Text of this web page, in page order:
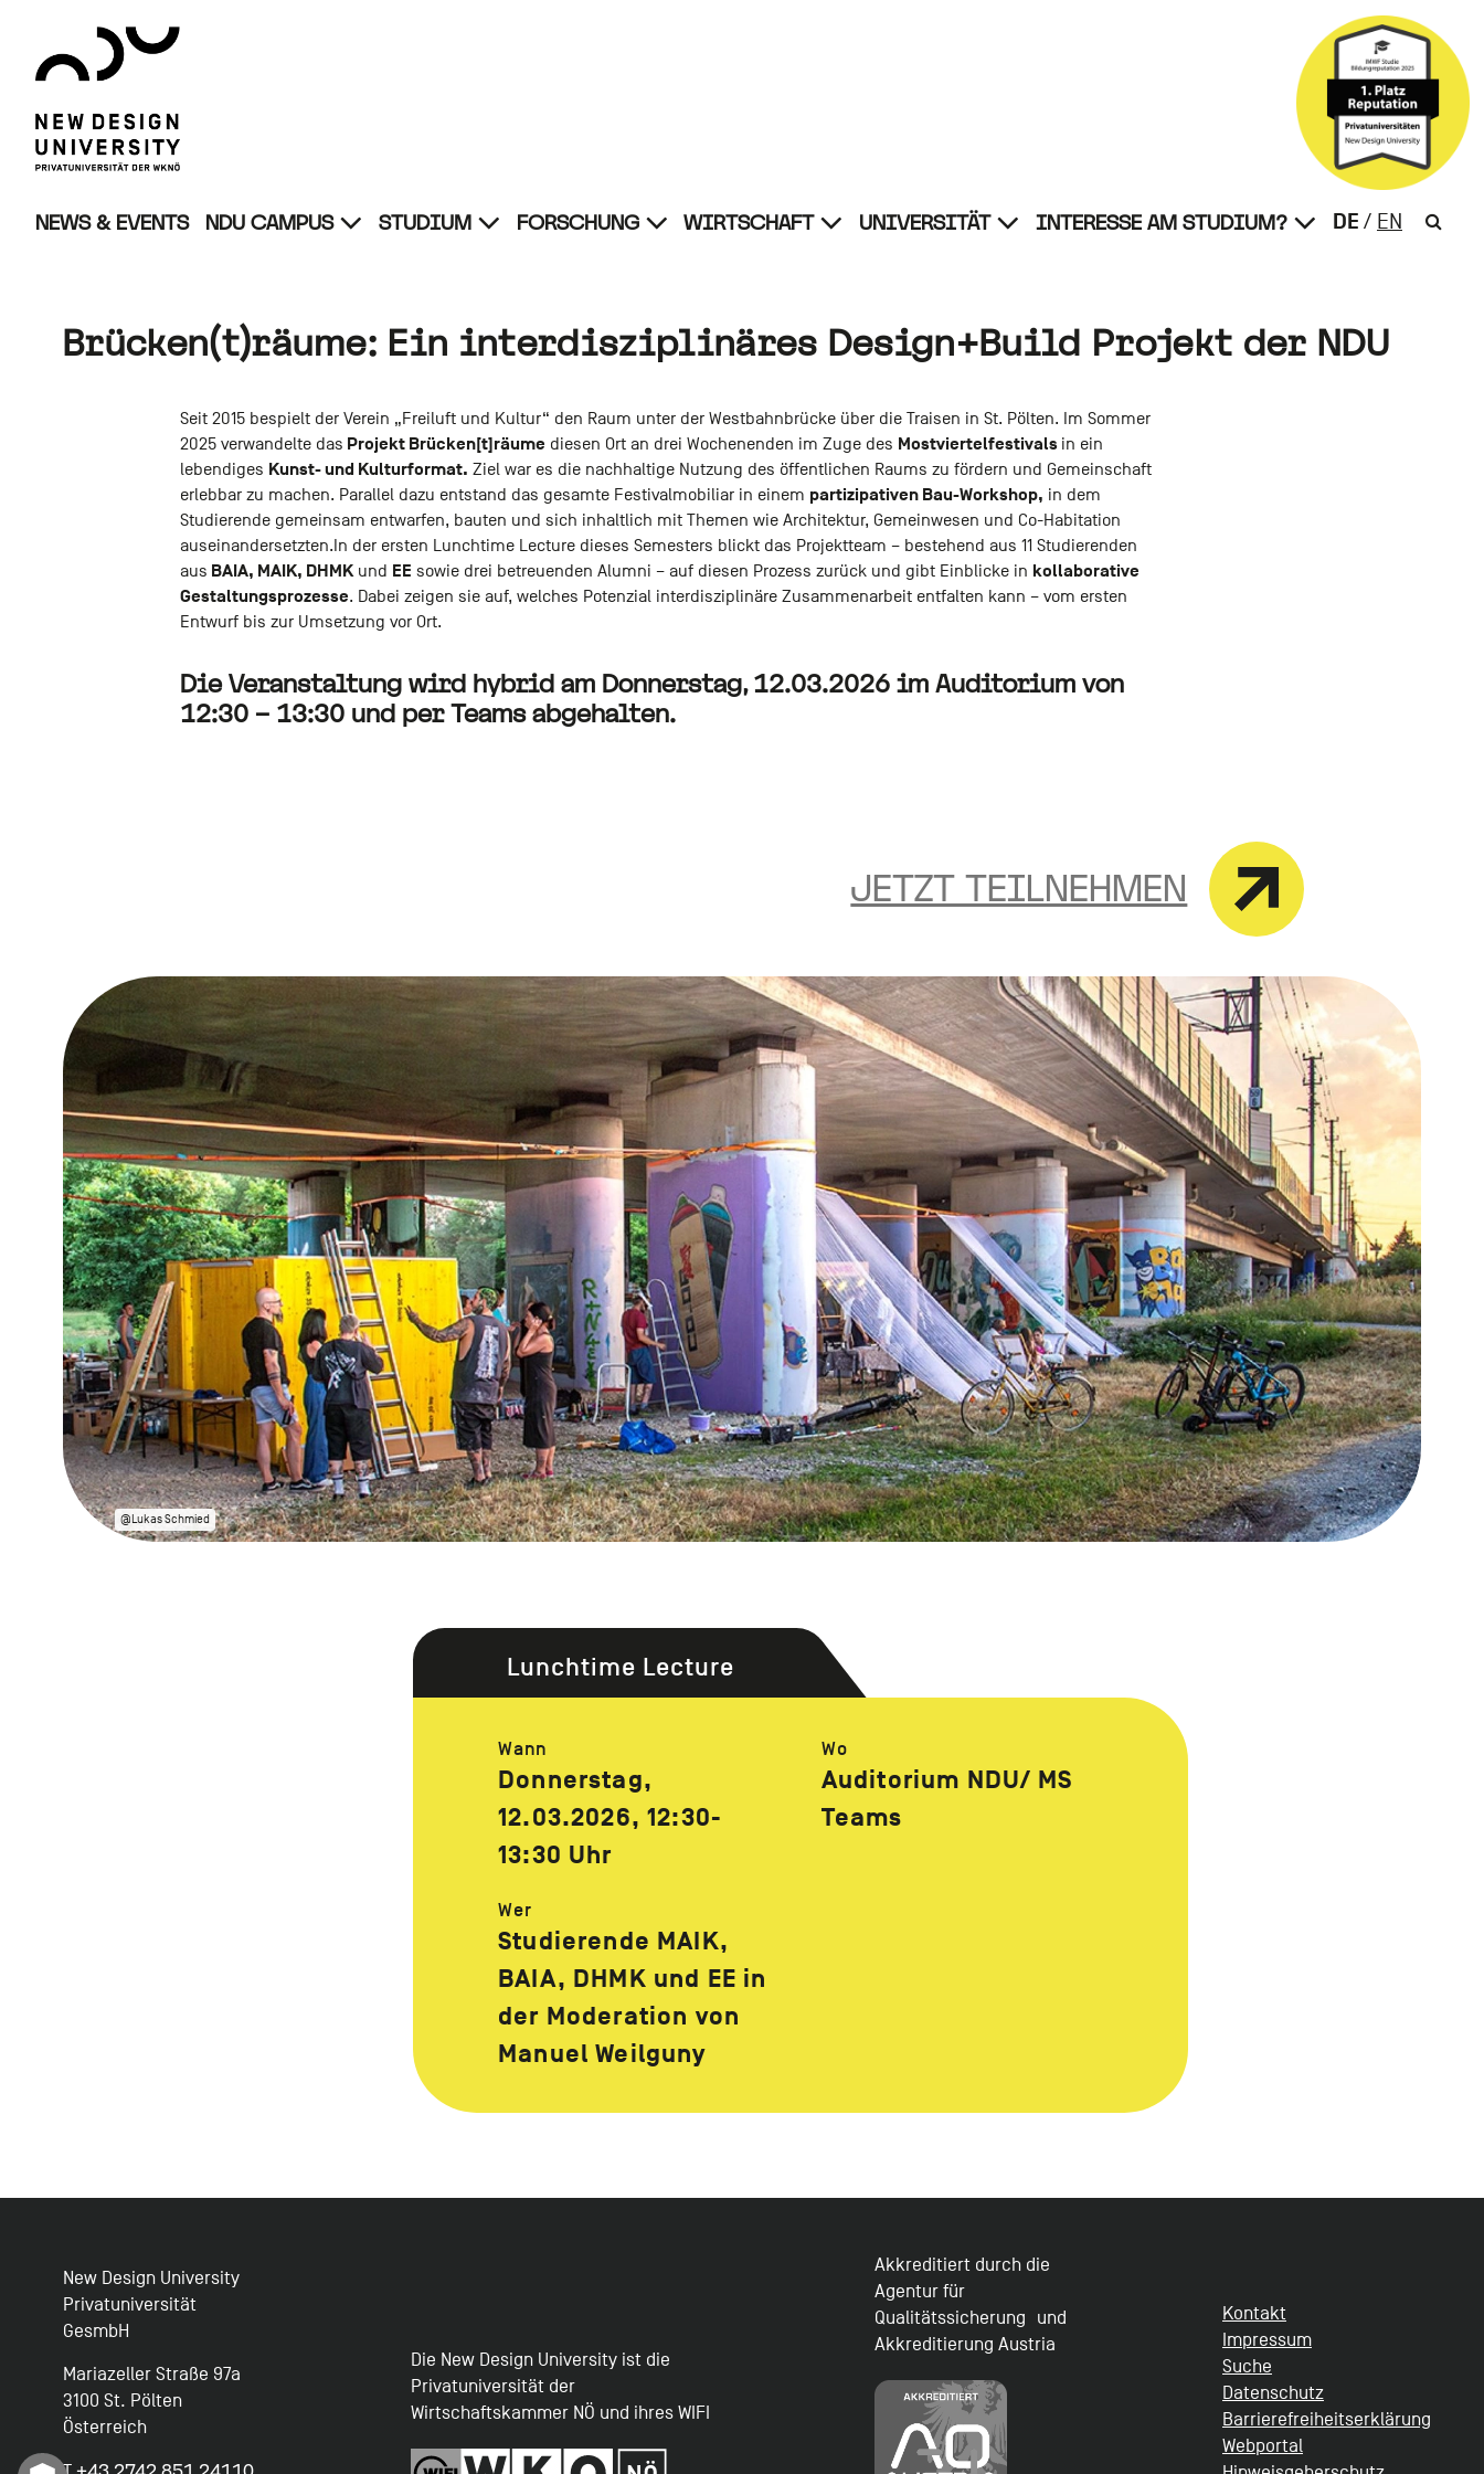
Hauptnavigation
Footernavigation
NDU
zur
Startseite
NEWS & EVENTS NDU CAMPUS Untermenü
STUDIUM UntermenüFORSCHUNG Untermenü
WIRTSCHAFT UntermenüUNIVERSITÄT Untermenü
INTERESSE AM STUDIUM? Untermenü
DE EN
Brücken(t)räume: Ein interdisziplinäres Design+Build Projekt der NDU
Seit 2015 bespielt der Verein „Freiluft und Kultur“ den Raum unter der Westbahnbrücke über die Traisen in St. Pölten. Im Sommer
2025 verwandelte das Projekt Brücken[t]räume diesen Ort an drei Wochenenden im Zuge des Mostviertelfestivals in ein
lebendiges Kunst- und Kulturformat. Ziel war es die nachhaltige Nutzung des öffentlichen Raums zu fördern und Gemeinschaft
erlebbar zu machen. Parallel dazu entstand das gesamte Festivalmobiliar in einem partizipativen Bau-Workshop, in dem
Studierende gemeinsam entwarfen, bauten und sich inhaltlich mit Themen wie Architektur, Gemeinwesen und Co-Habitation
auseinandersetzten.In der ersten Lunchtime Lecture dieses Semesters blickt das Projektteam – bestehend aus 11 Studierenden
aus BAIA, MAIK, DHMKund EE sowie drei betreuenden Alumni – auf diesen Prozess zurück und gibt Einblicke in kollaborative
Gestaltungsprozesse. Dabei zeigen sie auf, welches Potenzial interdisziplinäre Zusammenarbeit entfalten kann – vom ersten
Entwurf bis zur Umsetzung vor Ort.
Die Veranstaltung wird hybrid am Donnerstag, 12.03.2026im Auditorium von
12:30 – 13:30 und per Teams abgehalten.
JETZT TEILNEHMEN
@Lukas Schmied
Lunchtime Lecture
Wann
Donnerstag,
12.03.2026, 12:30-
13:30 Uhr
Wo
Auditorium NDU/ MS
Teams
Wer
Studierende MAIK,
BAIA, DHMK und EE in
der Moderation von
Manuel Weilguny
New Design University
Privatuniversität
GesmbH
Mariazeller Straße 97a
3100 St. Pölten
Österreich
Die New Design University ist die
Privatuniversität der
Wirtschaftskammer NÖ und ihres WIFI
Akkreditiert durch die
Agentur für
Qualitätssicherung und
Akkreditierung Austria
Kontakt
Impressum
Suche
Datenschutz
Barrierefreiheitserklärung
Webportal